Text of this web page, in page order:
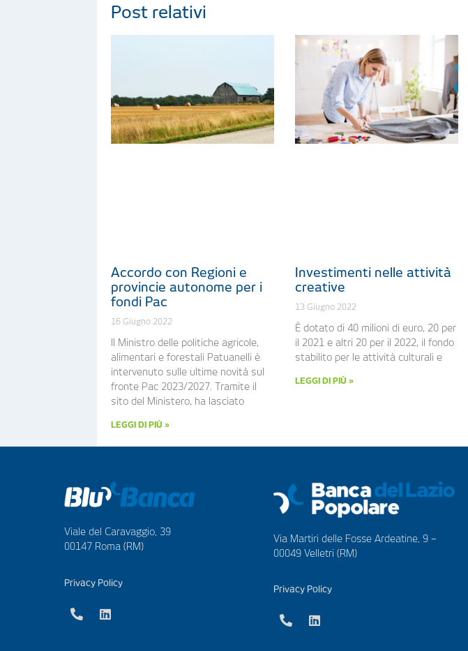
Post relativi
Accordo con Regioni e
provincie autonome per i
fondi Pac
16 Giugno 2022
Il Ministro delle politiche agricole,
alimentari e forestali Patuanelli è
intervenuto sulle ultime novità sul
fronte Pac 2023/2027. Tramite il
sito del Ministero, ha lasciato
LEGGI DI PIÙ »
Investimenti nelle attività
creative
13 Giugno 2022
È dotato di 40 milioni di euro, 20 per
il 2021 e altri 20 per il 2022, il fondo
stabilito per le attività culturali e
LEGGI DI PIÙ »
Viale del Caravaggio, 39
00147 Roma (RM)
Privacy Policy
Via Martiri delle Fosse Ardeatine, 9 –
00049 Velletri (RM)
Privacy Policy